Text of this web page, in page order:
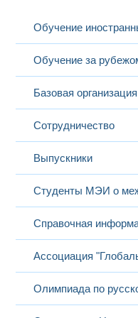
Обучение
Обучение за
Базовая
Сотрудничество
Выпускники
Студенты МЭИ о
Справочная
Ассоциация
Олимпиада по